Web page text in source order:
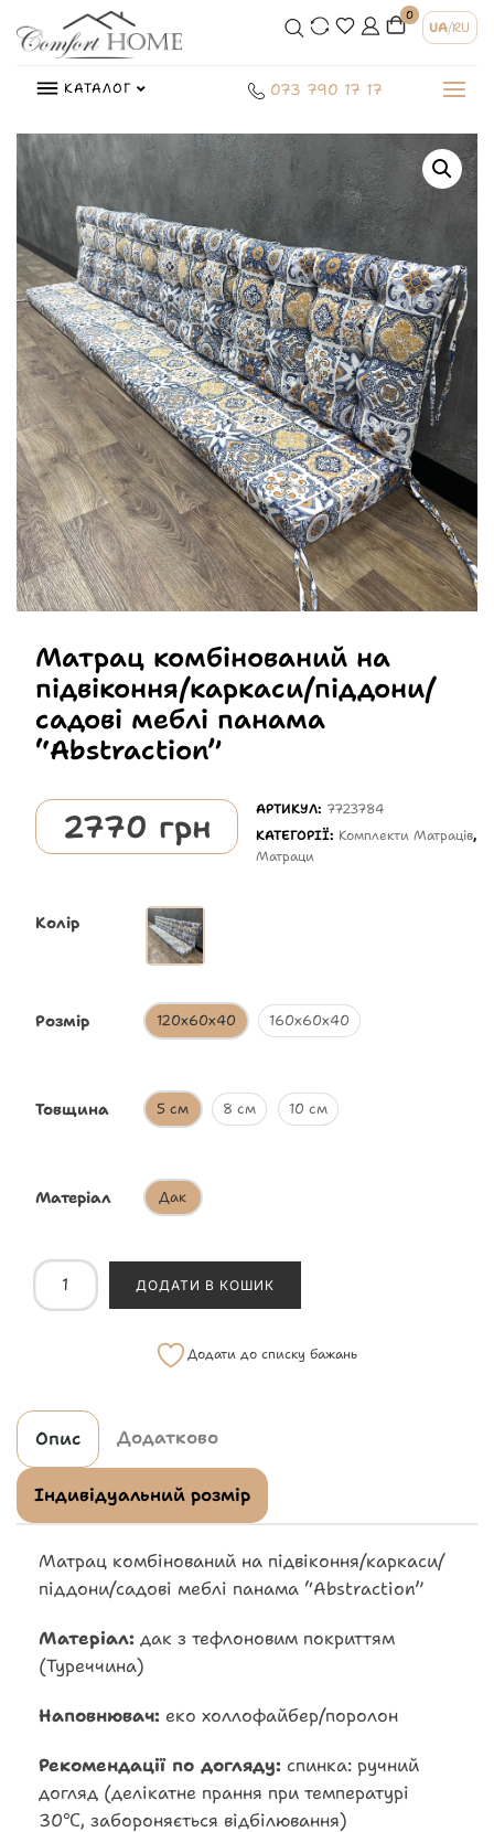
0
UA/RU
КАТАЛОГ 073 790 17 17
Матрац комбінований на
підвіконня/каркаси/піддони/
садові меблі панама
“Abstraction”
2770 грн АРТИКУЛ: 7723784
КАТЕГОРІЇ: Комплекти Матраців,
Матраци
Колір
Розмір 120х60х40 160х60х40
Товщина 5 см 8 см 10 см
Матеріал Дак
ДОДАТИ В КОШИК
Додати до списку бажань
Опис Додатково
Індивідуальний розмір
Матрац комбінований на підвіконня/каркаси/
піддони/садові меблі панама “Abstraction”
Матеріал: дак з тефлоновим покриттям
(Туреччина)
Наповнювач: еко холлофайбер/поролон
Рекомендації по догляду: спинка: ручний
догляд (делікатне прання при температурі
30℃, забороняється відбілювання)